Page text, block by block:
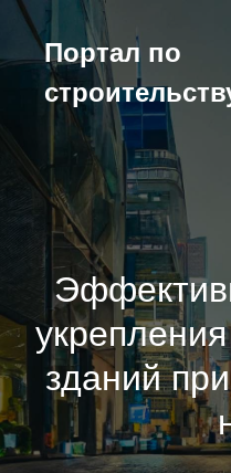
Перейти
содержимому
Портал по
зданий